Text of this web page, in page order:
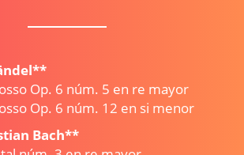
Op. 6 núm. 5 en re mayor
Op. 6 núm. 12 en si menor
Bach**